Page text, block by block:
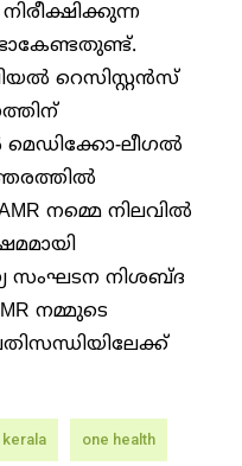
റെസിസ്റ്റൻസ്
ലീഗൽ
നമ്മെ നിലവിൽ
സംഘടന നിശബ്ദ
നമ്മുടെ
kerala one health